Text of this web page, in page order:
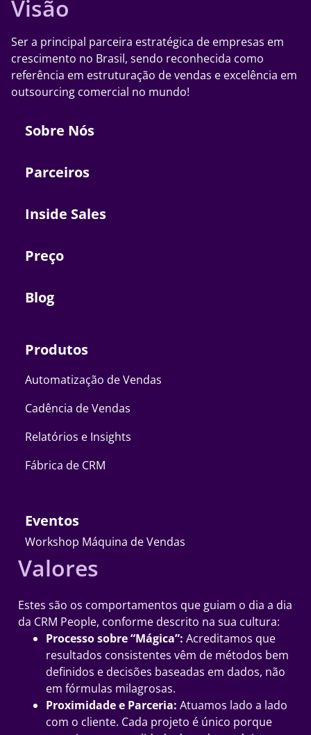
Visão
Ser a principal parceira estratégica de empresas em
crescimento no Brasil, sendo reconhecida como
referência em estruturação de vendas e excelência em
outsourcing comercial no mundo!
Sobre Nós
Parceiros
Inside Sales
Preço
Blog
Produtos
Automatização de Vendas
Cadência de Vendas
Relatórios e Insights
Fábrica de CRM
Eventos
Workshop Máquina de Vendas
Valores
Estes são os comportamentos que guiam o dia a dia
da CRM People, conforme descrito na sua cultura:
Processo sobre “Mágica”: Acreditamos que
resultados consistentes vêm de métodos bem
definidos e decisões baseadas em dados, não
em fórmulas milagrosas.
Proximidade e Parceria: Atuamos lado a lado
com o cliente. Cada projeto é único porque